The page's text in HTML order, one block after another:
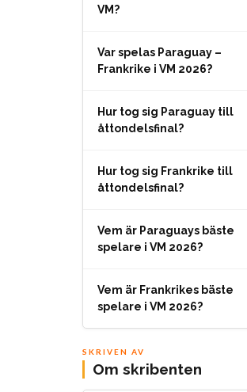
VM?
Var spelas Paraguay –
Frankrike i VM 2026?
Hur tog sig Paraguay till
åttondelsfinal?
Hur tog sig Frankrike till
åttondelsfinal?
Vem är Paraguays bäste
spelare i VM 2026?
Vem är Frankrikes bäste
spelare i VM 2026?
SKRIVEN AV
Om skribenten